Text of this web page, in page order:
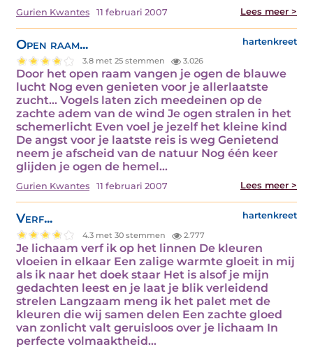
Gurien Kwantes 11 februari 2007 Lees meer >
Open raam... hartenkreet
3.8 met 25 stemmen 3.026
Door het open raam vangen je ogen de blauwe
lucht Nog even genieten voor je allerlaatste
zucht… Vogels laten zich meedeinen op de
zachte adem van de wind Je ogen stralen in het
schemerlicht Even voel je jezelf het kleine kind
De angst voor je laatste reis is weg Genietend
neem je afscheid van de natuur Nog één keer
glijden je ogen de hemel…
Gurien Kwantes 11 februari 2007 Lees meer >
Verf... hartenkreet
4.3 met 30 stemmen 2.777
Je lichaam verf ik op het linnen De kleuren
vloeien in elkaar Een zalige warmte gloeit in mij
als ik naar het doek staar Het is alsof je mijn
gedachten leest en je laat je blik verleidend
strelen Langzaam meng ik het palet met de
kleuren die wij samen delen Een zachte gloed
van zonlicht valt geruisloos over je lichaam In
perfecte volmaaktheid…